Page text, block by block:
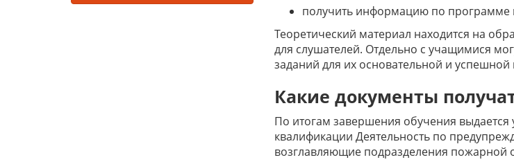
получить информацию по программе
Теоретический материал находится на
для слушателей. Отдельно с учащимися
заданий для их основательной и
Какие документы
По итогам завершения обучения
квалификации Деятельность по
возглавляющие подразделения пожарной